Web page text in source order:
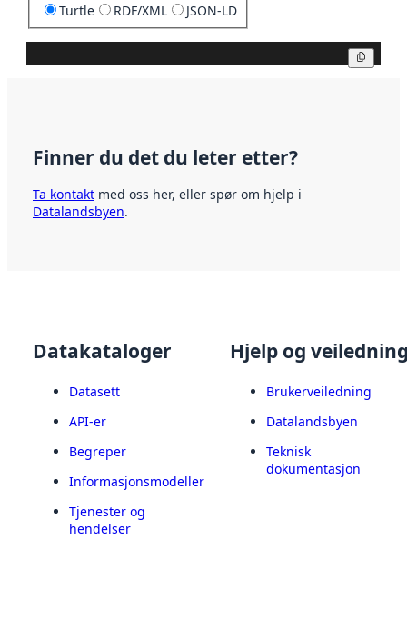
Turtle RDF/XML JSON-LD
Finner du det du leter etter?
Ta kontakt med oss her, eller spør om hjelp i
Datalandsbyen.
Datakataloger
Datasett
API-er
Begreper
Informasjonsmodeller
Tjenester og
hendelser
Hjelp og
Brukerveiledning
Datalandsbyen
Teknisk
dokumentasjon